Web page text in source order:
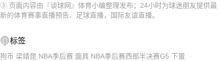
2026-08-17 【国际友谊】 新加坡VS中国
2026-08-17 【国际友谊】 新加坡VS中国
③.页面内容由『谈球网』体育小编整理发布；24小时为球迷朋友提供最
新的体育赛事直播预告、足球直播，国际友谊直播。
标签
狗币 梁靖昆 NBA季后赛 面具 NBA季后赛西部半决赛G5 下蛋